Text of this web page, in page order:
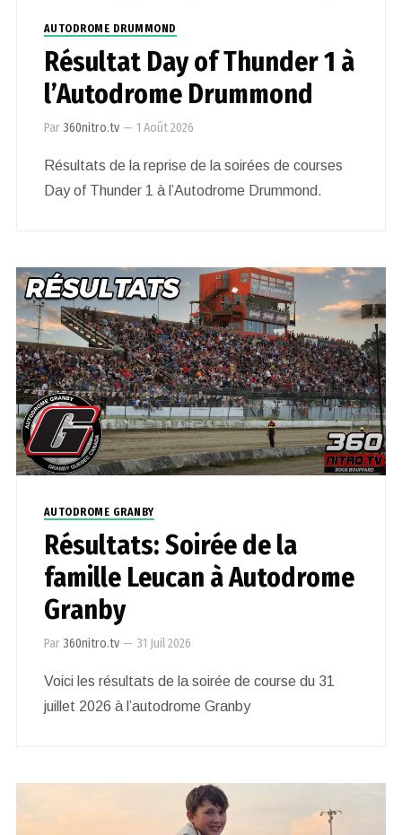
AUTODROME DRUMMOND
Résultat Day of Thunder 1 à
l’Autodrome Drummond
Par360nitro.tv — 1 Août 2026
Résultats de la reprise de la soirées de courses
Day of Thunder 1 à l’Autodrome Drummond.
AUTODROME GRANBY
Résultats: Soirée de la
famille Leucan à Autodrome
Granby
Par360nitro.tv — 31 Juil 2026
Voici les résultats de la soirée de course du 31
juillet 2026 à l’autodrome Granby